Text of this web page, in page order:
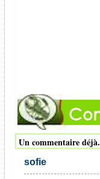
Un commentaire déjà.
sofie